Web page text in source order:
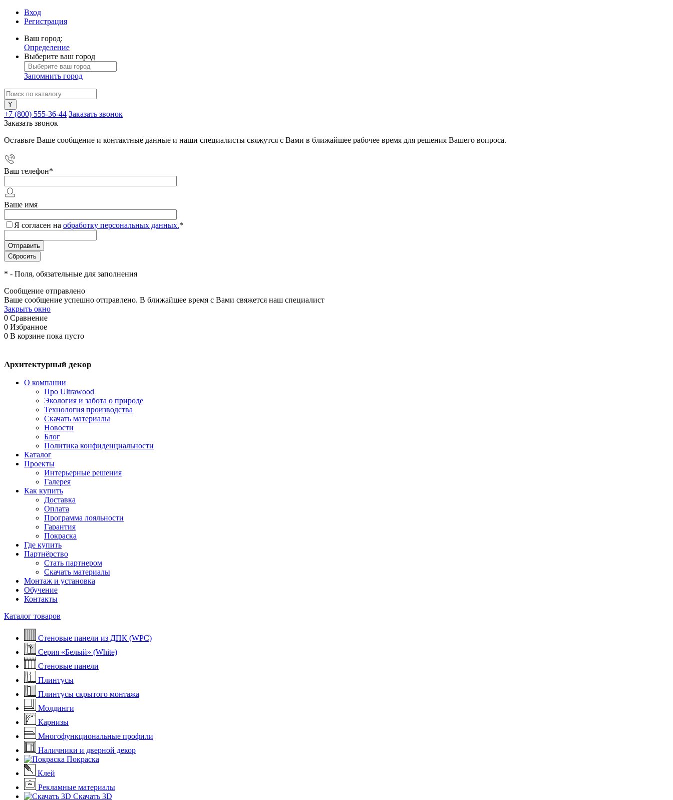
Вход
Регистрация
Ваш город:
Определение
Выберите ваш город
Запомнить город
+7 (800) 555-36-44 Заказать звонок
Заказать звонок
Оставьте Ваше сообщение и контактные данные и наши специалисты свяжутся с Вами в ближайшее рабочее время для решения Вашего вопроса.
Ваш телефон*
Ваше имя
Я согласен на обработку персональных данных.*
* - Поля, обязательные для заполнения
Сообщение отправлено
Ваше сообщение успешно отправлено. В ближайшее время с Вами свяжется наш специалист
Закрыть окно
0 Сравнение
0 Избранное
0 В корзине пока пусто
Архитектурный декор
О компании
Про Ultrawood
Экология и забота о природе
Технология производства
Скачать материалы
Новости
Блог
Политика конфиденциальности
Каталог
Проекты
Интерьерные решения
Галерея
Как купить
Доставка
Оплата
Программа лояльности
Гарантия
Покраска
Где купить
Партнёрство
Стать партнером
Скачать материалы
Монтаж и установка
Обучение
Контакты
Каталог товаров
Стеновые панели из ДПК (WPC)
Серия «Белый» (White)
Стеновые панели
Плинтусы
Плинтусы скрытого монтажа
Молдинги
Карнизы
Многофункциональные профили
Наличники и дверной декор
Покраска
Клей
Рекламные материалы
Скачать 3D